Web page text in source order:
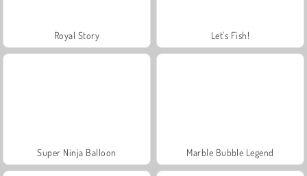
Royal Story Let's Fish!
Super Ninja Balloon Marble Bubble Legend